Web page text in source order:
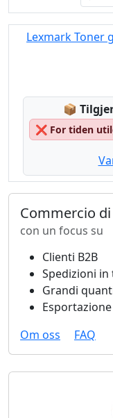
Lexmark Toner
📦
❌ For tiden
Commercio
con un focus su
Clienti B2B
Spedizioni
Grandi
Esportazione
Om oss
FAQ